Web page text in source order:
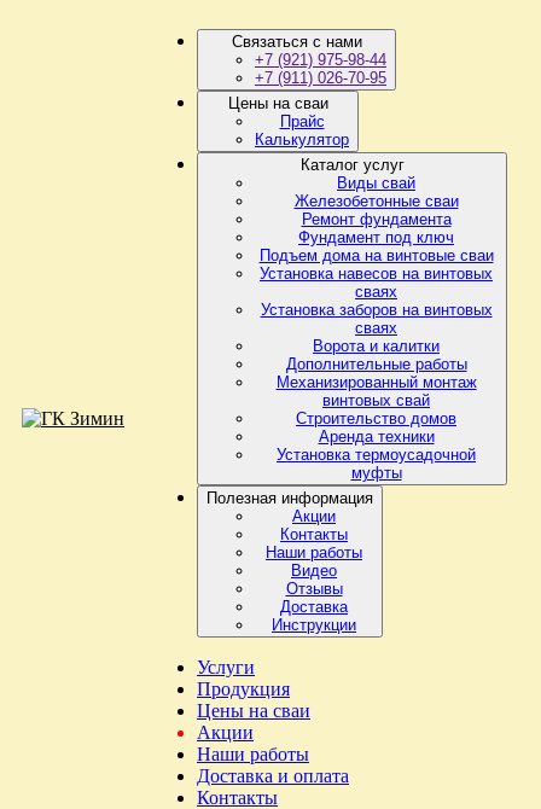
Связаться с нами
+7 (921) 975-98-44
+7 (911) 026-70-95
Цены на сваи
Прайс
Калькулятор
Каталог услуг
Виды свай
Железобетонные сваи
Ремонт фундамента
Фундамент под ключ
Подъем дома на винтовые сваи
Установка навесов на винтовых
сваях
Установка заборов на винтовых
сваях
Ворота и калитки
Дополнительные работы
Механизированный монтаж
винтовых свай
Строительство домов
Аренда техники
Установка термоусадочной
муфты
Полезная информация
Акции
Контакты
Наши работы
Видео
Отзывы
Доставка
Инструкции
Услуги
Продукция
Цены на сваи
Акции
Наши работы
Доставка и оплата
Контакты